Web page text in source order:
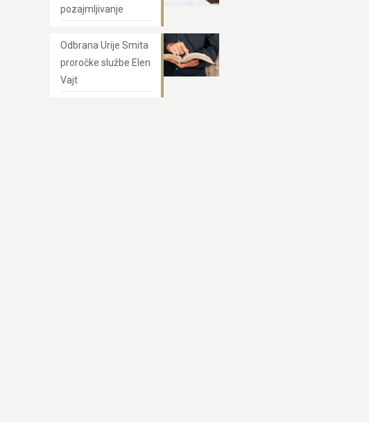
pozajmljivanje
Odbrana Urije Smita
proročke službe Elen
Vajt